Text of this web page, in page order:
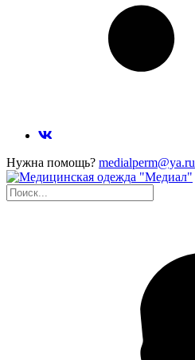
Нужна помощь? medialperm@ya.ru